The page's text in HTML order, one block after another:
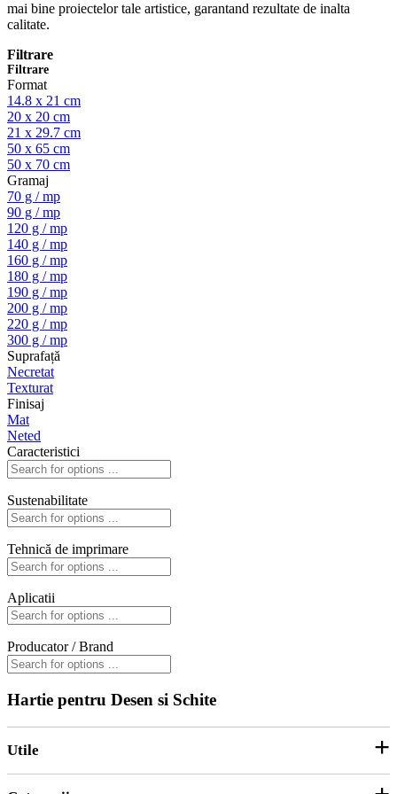
mai bine proiectelor tale artistice, garantand rezultate de inalta
calitate.
Filtrare
Filtrare
Format
14.8 x 21 cm
20 x 20 cm
21 x 29.7 cm
50 x 65 cm
50 x 70 cm
Gramaj
70 g / mp
90 g / mp
120 g / mp
140 g / mp
160 g / mp
180 g / mp
190 g / mp
200 g / mp
220 g / mp
300 g / mp
Suprafață
Necretat
Texturat
Finisaj
Mat
Neted
Caracteristici
Sustenabilitate
Tehnică de imprimare
Aplicatii
Producator / Brand
Hartie pentru Desen si Schite
Utile